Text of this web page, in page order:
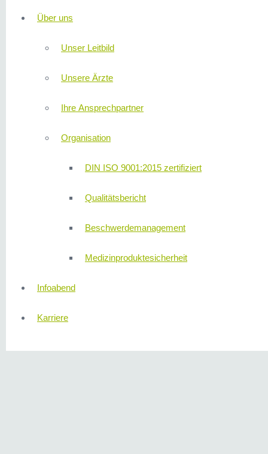
Über uns
Unser Leitbild
Unsere Ärzte
Ihre Ansprechpartner
Organisation
DIN ISO 9001:2015 zertifiziert
Qualitätsbericht
Beschwerdemanagement
Medizinproduktesicherheit
Infoabend
Karriere